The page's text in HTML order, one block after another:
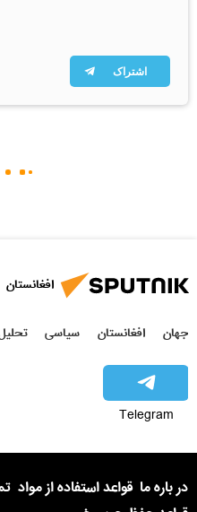
اشتراک
افغانستان
جهان افغانستان سیاسی
Telegram
در باره ما قواعد استفاده از مواد